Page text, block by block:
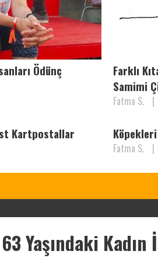
Ödünç
Farklı
Samimi
Fatma S. |
Kartpostallar
Fatma S. |
Yaşındaki